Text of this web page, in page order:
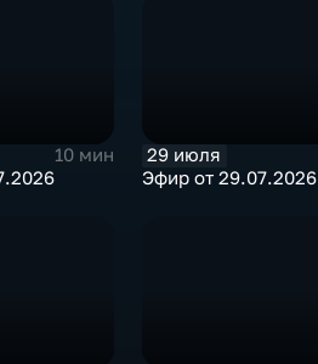
10 мин
29 июля
Эфир от 29.07.2026